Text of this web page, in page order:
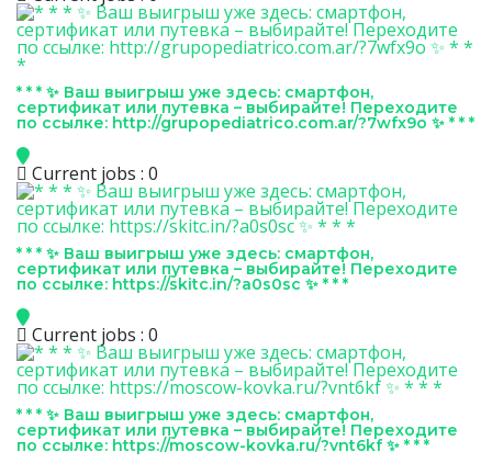
* * * ✨ Ваш выигрыш уже здесь: смартфон,
сертификат или путевка – выбирайте! Переходите
по ссылке: http://grupopediatrico.com.ar/?7wfx9o ✨ * * *
Current jobs : 0
* * * ✨ Ваш выигрыш уже здесь: смартфон,
сертификат или путевка – выбирайте! Переходите
по ссылке: https://skitc.in/?a0s0sc ✨ * * *
Current jobs : 0
* * * ✨ Ваш выигрыш уже здесь: смартфон,
сертификат или путевка – выбирайте! Переходите
по ссылке: https://moscow-kovka.ru/?vnt6kf ✨ * * *